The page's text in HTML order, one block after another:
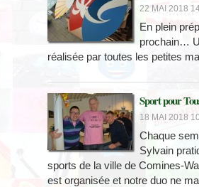
22 MAI 2018
En plein
prochain…
réalisée par toutes les petites
Sport pour
18 MAI 2018
Chaque
Sylvain
sports de la ville de Comines-
est organisée et notre duo ne